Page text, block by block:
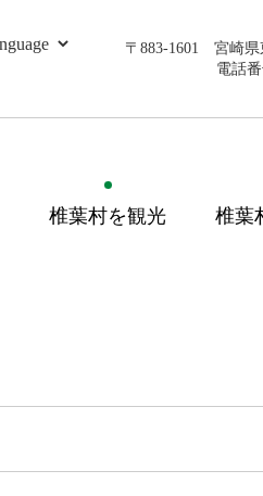
〒883-1601 宮崎県
電話
椎葉村を観光 椎葉